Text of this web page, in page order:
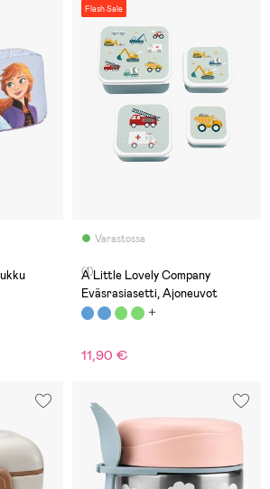
Flash Sale
Varastossa
(1)
A Little Lovely Company
Eväsrasiasetti, Ajoneuvot
11,90 €